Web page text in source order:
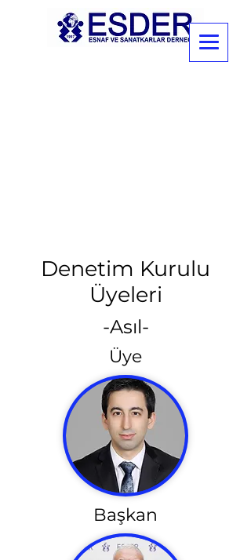
Denetim Kurulu
Üyeleri
-Asıl-
Üye
Başkan